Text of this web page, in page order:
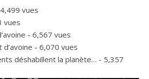
vues
vues
- 6,567 vues
d’avoine - 6,070 vues
déshabillent la planète… - 5,357